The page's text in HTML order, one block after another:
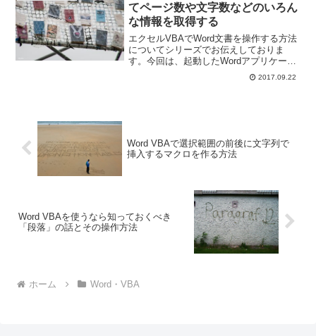
てページ数や文字数などのいろん
な情報を取得する
エクセルVBAでWord文書を操作する方法
についてシリーズでお伝えしておりま
す。今回は、起動したWordアプリケーシ
ョン上にWord文書を開いて、ページ数や
文字数などのいろいろな情報を取得しま
2017.09.22
Word VBAで選択範囲の前後に文字列で
挿入するマクロを作る方法
Word VBAを使うなら知っておくべき
「段落」の話とその操作方法
ホーム Word・VBA